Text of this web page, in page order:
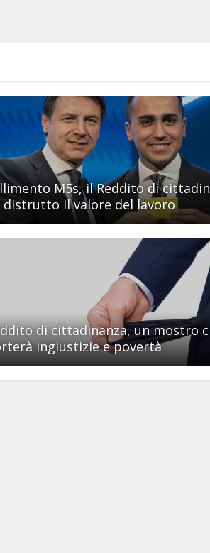
M5s, il Reddito di
distrutto il valore del lavoro
di cittadinanza, un mostro
ingiustizie e povertà